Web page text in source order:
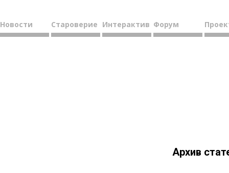
Новости Староверие Интерактив Форум
Архив